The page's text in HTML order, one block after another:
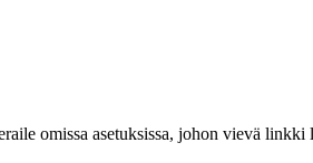
omissa asetuksissa, johon vievä